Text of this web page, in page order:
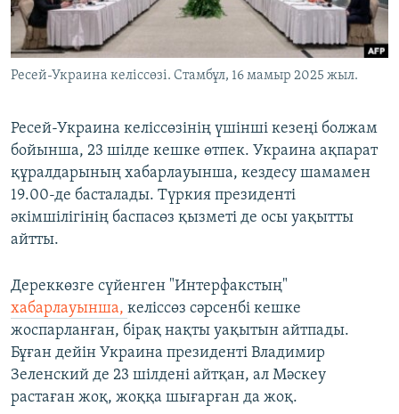
ЖАЗЫЛЫҢЫЗ
Ресей-Украина келіссөзі. Стамбұл, 16 мамыр 2025 жыл.
Ресей-Украина келіссөзінің үшінші кезеңі болжам
бойынша, 23 шілде кешке өтпек. Украина ақпарат
құралдарының хабарлауынша, кездесу шамамен
19.00-де басталады. Түркия президенті
әкімшілігінің баспасөз қызметі де осы уақытты
айтты.
Дереккөзге сүйенген "Интерфакстың"
хабарлауынша, келіссөз сәрсенбі кешке
жоспарланған, бірақ нақты уақытын айтпады.
Бұған дейін Украина президенті Владимир
Зеленский де 23 шілдені айтқан, ал Мәскеу
растаған жоқ, жоққа шығарған да жоқ.